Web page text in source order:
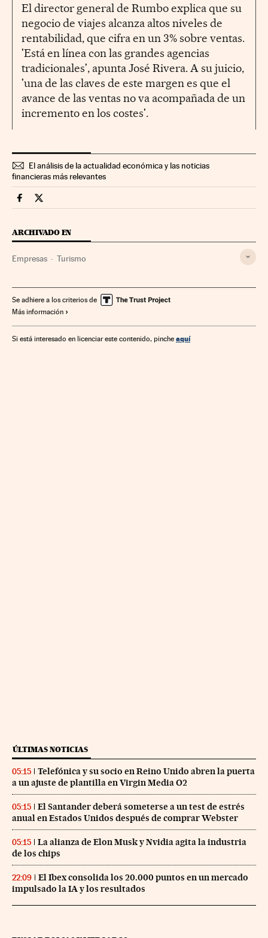
El director general de Rumbo explica que su
negocio de viajes alcanza altos niveles de
rentabilidad, que cifra en un 3% sobre ventas.
'Está en línea con las grandes agencias
tradicionales', apunta José Rivera. A su juicio,
'una de las claves de este margen es que el
avance de las ventas no va acompañada de un
incremento en los costes'.
El análisis de la actualidad económica y las noticias
financieras más relevantes
Companias Cinco Días en Facebook
Companias Cinco Días en Twitter
ARCHIVADO EN
Empresas Turismo
Se adhiere a los criterios de
Más información
Si está interesado en licenciar este contenido, pinche aquí
ÚLTIMAS NOTICIAS
05:15
Telefónica y su socio en Reino Unido abren la puerta
a un ajuste de plantilla en Virgin Media O2
05:15
El Santander deberá someterse a un test de estrés
anual en Estados Unidos después de comprar Webster
05:15
La alianza de Elon Musk y Nvidia agita la industria
de los chips
22:09
El Ibex consolida los 20.000 puntos en un mercado
impulsado la IA y los resultados